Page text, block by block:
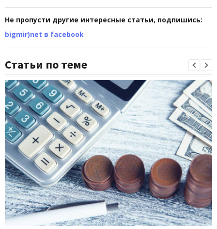
Не пропусти другие интересные статьи, подпишись:
bigmir)net в facebook
Статьи по теме